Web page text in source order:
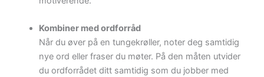
Kombiner med ordforråd
Når du øver på en tungekrøller, noter deg samtidig
nye ord eller fraser du møter. På den måten utvider
du ordforrådet ditt samtidig som du jobber med